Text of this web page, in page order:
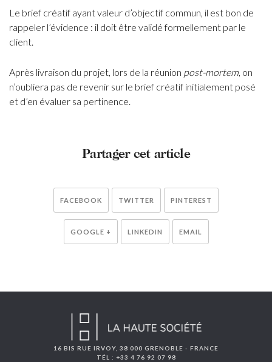
Le brief créatif ayant valeur d’objectif commun, il est bon de
rappeler l’évidence : il doit être validé formellement par le
client.
Après livraison du projet, lors de la réunion post-mortem, on
n’oubliera pas de revenir sur le brief créatif initialement posé
et d’en évaluer sa pertinence.
Partager cet article
FACEBOOK TWITTER PINTEREST
GOOGLE + LINKEDIN EMAIL
16 BIS RUE IRVOY, 38 000 GRENOBLE - FRANCE
TÉL : +33 4 76 92 07 98